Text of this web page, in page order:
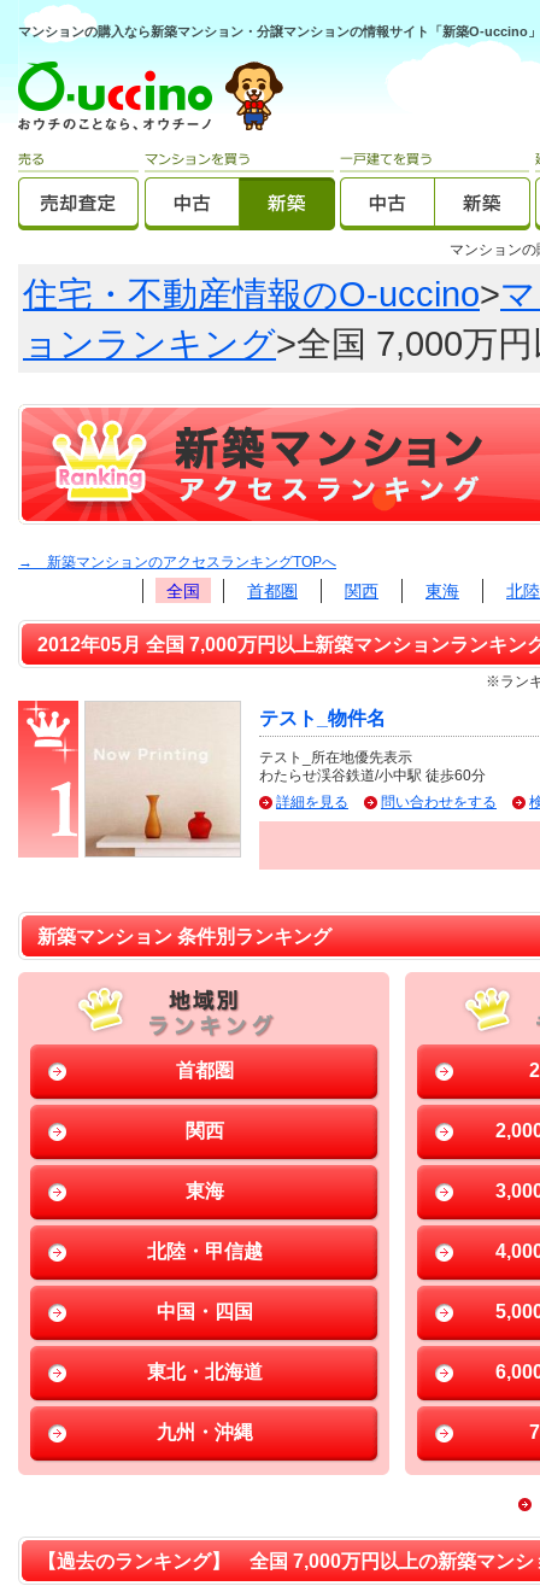
マンションの購入なら新築マンション・分譲マンションの情報サイト「新築O-uccino」
マンション
住宅・不動産情報のO-uccino>
ョンランキング>全国 7,000万
→ 新築マンションのアクセスランキングTOPへ
全国 首都圏 関西 東海 北
2012年05月 全国 7,000万円以上新築マンションランキン
※ラン
テスト_物件名
テスト_所在地優先表示
わたらせ渓谷鉄道/小中駅 徒歩60分
詳細を見る
問い合わせをする
新築マンション 条件別ランキング
首都圏
関西
東海
北陸・甲信越
中国・四国
東北・北海道
九州・沖縄
【過去のランキング】 全国 7,000万円以上の新築マンシ